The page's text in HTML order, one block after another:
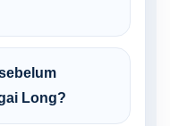
Long?